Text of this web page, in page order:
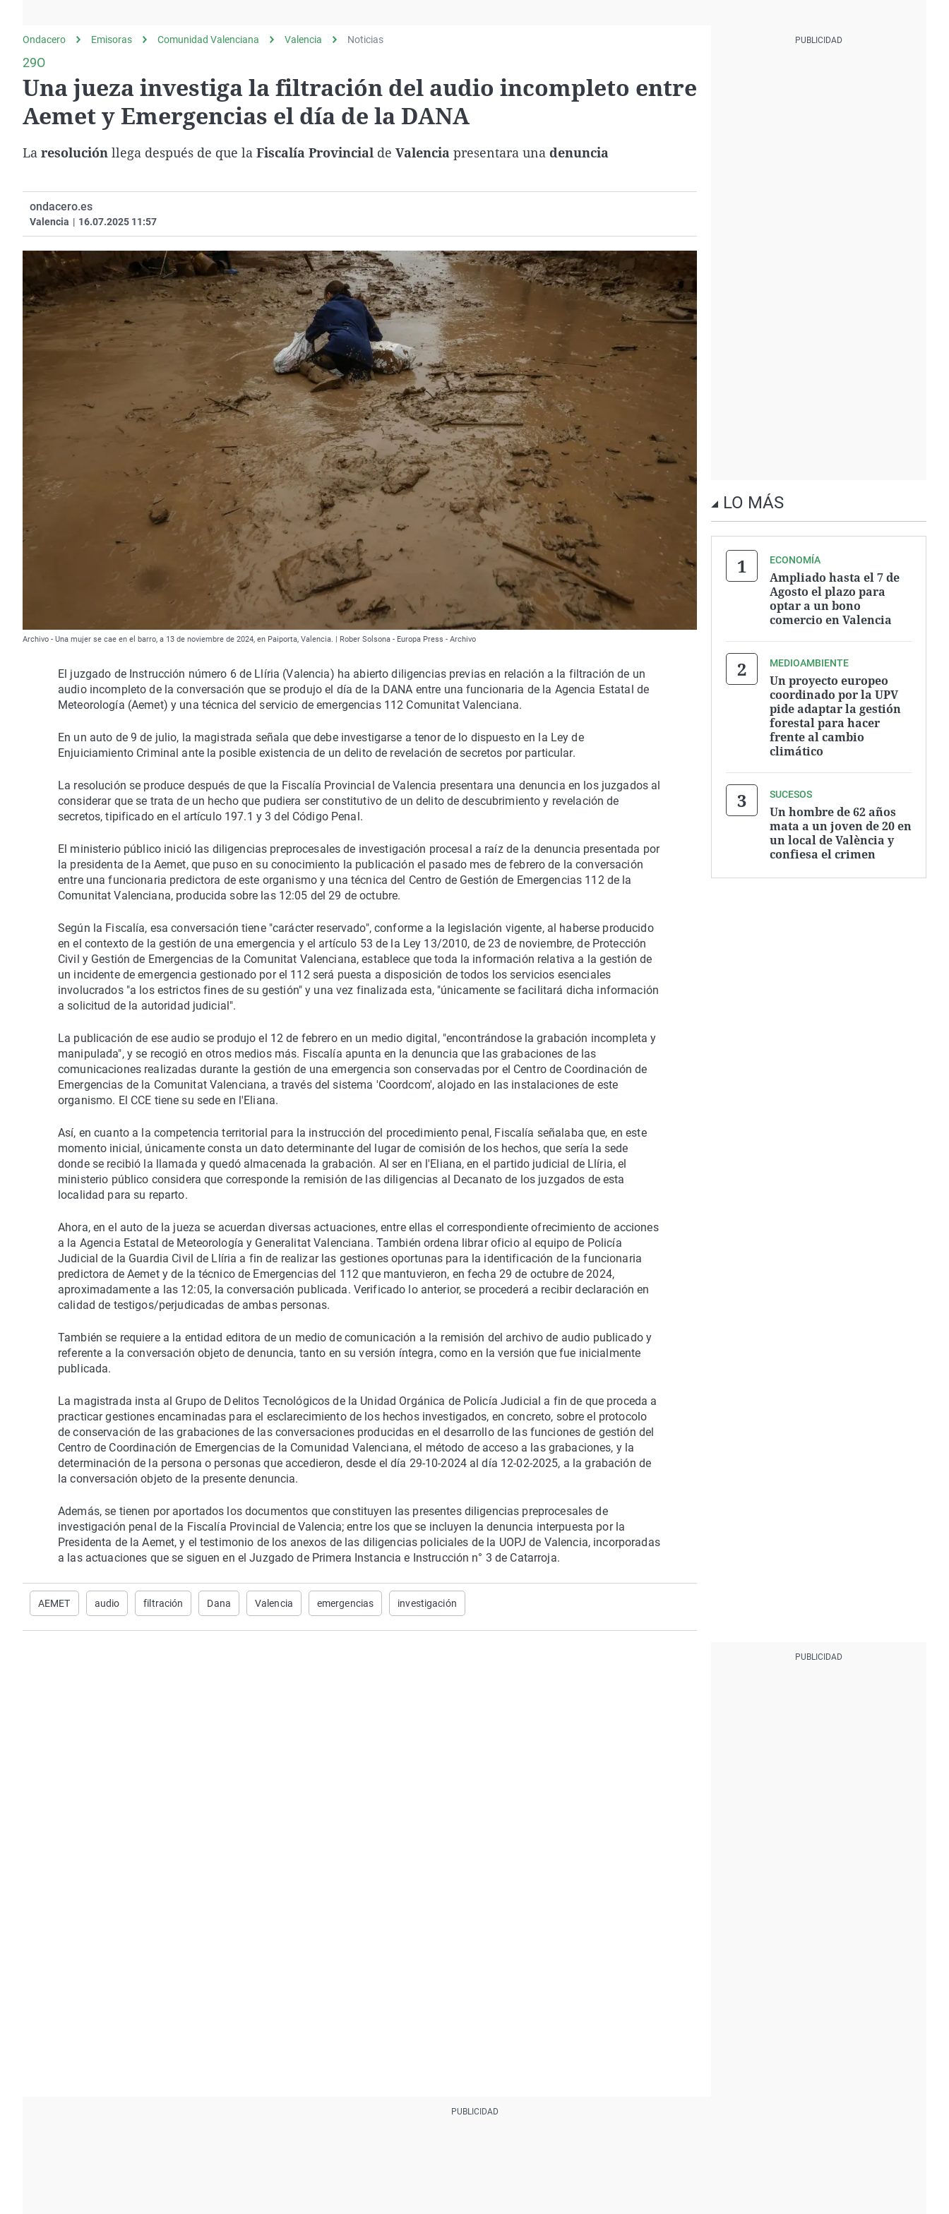
Operación Viuda
Negra
Navarra
Ondacero Emisoras Comunidad Valenciana Valencia Noticias
29O
Una jueza investiga la filtración del audio incompleto entre
Aemet y Emergencias el día de la DANA
La resolución llega después de que la Fiscalía Provincial de Valencia presentara una denuncia
ondacero.es
Valencia | 16.07.2025 11:57
Archivo - Una mujer se cae en el barro, a 13 de noviembre de 2024, en Paiporta, Valencia. | Rober Solsona - Europa Press - Archivo
El juzgado de Instrucción número 6 de Llíria (Valencia) ha abierto diligencias previas en relación a la filtración de un
audio incompleto de la conversación que se produjo el día de la DANA entre una funcionaria de la Agencia Estatal de
Meteorología (Aemet) y una técnica del servicio de emergencias 112 Comunitat Valenciana.
En un auto de 9 de julio, la magistrada señala que debe investigarse a tenor de lo dispuesto en la Ley de
Enjuiciamiento Criminal ante la posible existencia de un delito de revelación de secretos por particular.
La resolución se produce después de que la Fiscalía Provincial de Valencia presentara una denuncia en los juzgados al
considerar que se trata de un hecho que pudiera ser constitutivo de un delito de descubrimiento y revelación de
secretos, tipificado en el artículo 197.1 y 3 del Código Penal.
El ministerio público inició las diligencias preprocesales de investigación procesal a raíz de la denuncia presentada por
la presidenta de la Aemet, que puso en su conocimiento la publicación el pasado mes de febrero de la conversación
entre una funcionaria predictora de este organismo y una técnica del Centro de Gestión de Emergencias 112 de la
Comunitat Valenciana, producida sobre las 12:05 del 29 de octubre.
Según la Fiscalía, esa conversación tiene "carácter reservado", conforme a la legislación vigente, al haberse producido
en el contexto de la gestión de una emergencia y el artículo 53 de la Ley 13/2010, de 23 de noviembre, de Protección
Civil y Gestión de Emergencias de la Comunitat Valenciana, establece que toda la información relativa a la gestión de
un incidente de emergencia gestionado por el 112 será puesta a disposición de todos los servicios esenciales
involucrados "a los estrictos fines de su gestión" y una vez finalizada esta, "únicamente se facilitará dicha información
a solicitud de la autoridad judicial".
La publicación de ese audio se produjo el 12 de febrero en un medio digital, "encontrándose la grabación incompleta y
manipulada", y se recogió en otros medios más. Fiscalía apunta en la denuncia que las grabaciones de las
comunicaciones realizadas durante la gestión de una emergencia son conservadas por el Centro de Coordinación de
Emergencias de la Comunitat Valenciana, a través del sistema 'Coordcom', alojado en las instalaciones de este
organismo. El CCE tiene su sede en l'Eliana.
Así, en cuanto a la competencia territorial para la instrucción del procedimiento penal, Fiscalía señalaba que, en este
momento inicial, únicamente consta un dato determinante del lugar de comisión de los hechos, que sería la sede
donde se recibió la llamada y quedó almacenada la grabación. Al ser en l'Eliana, en el partido judicial de Llíria, el
ministerio público considera que corresponde la remisión de las diligencias al Decanato de los juzgados de esta
localidad para su reparto.
Ahora, en el auto de la jueza se acuerdan diversas actuaciones, entre ellas el correspondiente ofrecimiento de acciones
a la Agencia Estatal de Meteorología y Generalitat Valenciana. También ordena librar oficio al equipo de Policía
Judicial de la Guardia Civil de Llíria a fin de realizar las gestiones oportunas para la identificación de la funcionaria
predictora de Aemet y de la técnico de Emergencias del 112 que mantuvieron, en fecha 29 de octubre de 2024,
aproximadamente a las 12:05, la conversación publicada. Verificado lo anterior, se procederá a recibir declaración en
calidad de testigos/perjudicadas de ambas personas.
También se requiere a la entidad editora de un medio de comunicación a la remisión del archivo de audio publicado y
referente a la conversación objeto de denuncia, tanto en su versión íntegra, como en la versión que fue inicialmente
publicada.
La magistrada insta al Grupo de Delitos Tecnológicos de la Unidad Orgánica de Policía Judicial a fin de que proceda a
practicar gestiones encaminadas para el esclarecimiento de los hechos investigados, en concreto, sobre el protocolo
de conservación de las grabaciones de las conversaciones producidas en el desarrollo de las funciones de gestión del
Centro de Coordinación de Emergencias de la Comunidad Valenciana, el método de acceso a las grabaciones, y la
determinación de la persona o personas que accedieron, desde el día 29-10-2024 al día 12-02-2025, a la grabación de
la conversación objeto de la presente denuncia.
Además, se tienen por aportados los documentos que constituyen las presentes diligencias preprocesales de
investigación penal de la Fiscalía Provincial de Valencia; entre los que se incluyen la denuncia interpuesta por la
Presidenta de la Aemet, y el testimonio de los anexos de las diligencias policiales de la UOPJ de Valencia, incorporadas
a las actuaciones que se siguen en el Juzgado de Primera Instancia e Instrucción n° 3 de Catarroja.
AEMET audio filtración Dana Valencia emergencias investigación
LO MÁS
ECONOMÍA
Ampliado hasta el 7 de
Agosto el plazo para
optar a un bono
comercio en Valencia
MEDIOAMBIENTE
Un proyecto europeo
coordinado por la UPV
pide adaptar la gestión
forestal para hacer
frente al cambio
climático
SUCESOS
Un hombre de 62 años
mata a un joven de 20 en
un local de València y
confiesa el crimen